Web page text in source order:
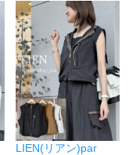
LIEN(リアン)par